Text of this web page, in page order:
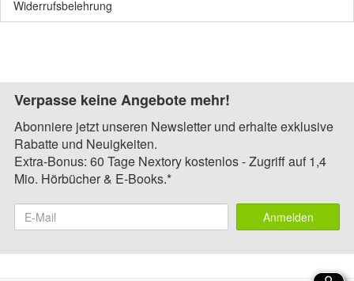
Widerrufsbelehrung
Verpasse keine Angebote mehr!
Abonniere jetzt unseren Newsletter und erhalte exklusive
Rabatte und Neuigkeiten.
Extra-Bonus: 60 Tage Nextory kostenlos - Zugriff auf 1,4
Mio. Hörbücher & E-Books.*
Anmelden